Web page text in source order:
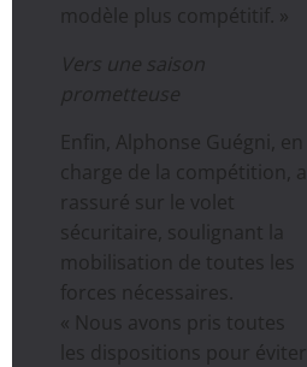
modèle plus compétitif. »
Vers une saison
prometteuse
Enfin, Alphonse Guégni, en
charge de la compétition, a
rassuré sur le volet
sécuritaire, soulignant la
mobilisation de toutes les
forces nécessaires.
« Nous avons pris toutes
les dispositions pour éviter